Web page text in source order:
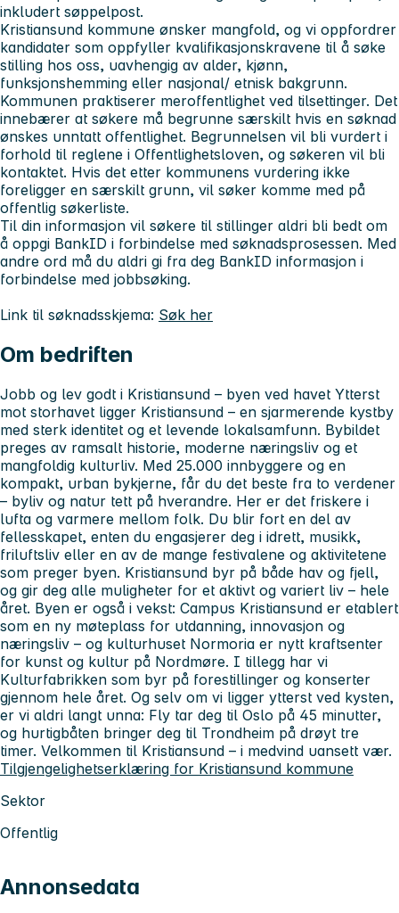
inkludert søppelpost.
Kristiansund kommune ønsker mangfold, og vi oppfordrer
kandidater som oppfyller kvalifikasjonskravene til å søke
stilling hos oss, uavhengig av alder, kjønn,
funksjonshemming eller nasjonal/ etnisk bakgrunn.
Kommunen praktiserer meroffentlighet ved tilsettinger. Det
innebærer at søkere må begrunne særskilt hvis en søknad
ønskes unntatt offentlighet. Begrunnelsen vil bli vurdert i
forhold til reglene i Offentlighetsloven, og søkeren vil bli
kontaktet. Hvis det etter kommunens vurdering ikke
foreligger en særskilt grunn, vil søker komme med på
offentlig søkerliste.
Til din informasjon vil søkere til stillinger aldri bli bedt om
å oppgi BankID i forbindelse med søknadsprosessen. Med
andre ord må du aldri gi fra deg BankID informasjon i
forbindelse med jobbsøking.
Link til søknadsskjema: Søk her
Om bedriften
Jobb og lev godt i Kristiansund – byen ved havet Ytterst
mot storhavet ligger Kristiansund – en sjarmerende kystby
med sterk identitet og et levende lokalsamfunn. Bybildet
preges av ramsalt historie, moderne næringsliv og et
mangfoldig kulturliv. Med 25.000 innbyggere og en
kompakt, urban bykjerne, får du det beste fra to verdener
– byliv og natur tett på hverandre. Her er det friskere i
lufta og varmere mellom folk. Du blir fort en del av
fellesskapet, enten du engasjerer deg i idrett, musikk,
friluftsliv eller en av de mange festivalene og aktivitetene
som preger byen. Kristiansund byr på både hav og fjell,
og gir deg alle muligheter for et aktivt og variert liv – hele
året. Byen er også i vekst: Campus Kristiansund er etablert
som en ny møteplass for utdanning, innovasjon og
næringsliv – og kulturhuset Normoria er nytt kraftsenter
for kunst og kultur på Nordmøre. I tillegg har vi
Kulturfabrikken som byr på forestillinger og konserter
gjennom hele året. Og selv om vi ligger ytterst ved kysten,
er vi aldri langt unna: Fly tar deg til Oslo på 45 minutter,
og hurtigbåten bringer deg til Trondheim på drøyt tre
timer. Velkommen til Kristiansund – i medvind uansett vær.
Tilgjengelighetserklæring for Kristiansund kommune
Sektor
Offentlig
Annonsedata